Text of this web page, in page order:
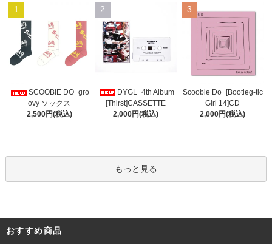
1
SCOOBIE DO_gro
ovy ソックス
2,500円(税込)
2
DYGL_4th Album
[Thirst]CASSETTE
2,000円(税込)
3
Scoobie Do_[Bootleg-tic
Girl 14]CD
2,000円(税込)
もっと見る
おすすめ商品